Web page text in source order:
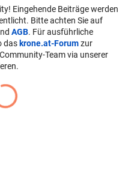
Eingehende Beiträge werden
Bitte achten Sie auf
AGB. Für ausführliche
das krone.at-Forumzur
Team via unserer